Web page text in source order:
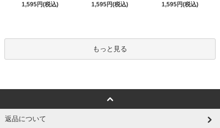
1,595円(税込)
1,595円(税込)
1,595円(税込)
もっと見る
返品について